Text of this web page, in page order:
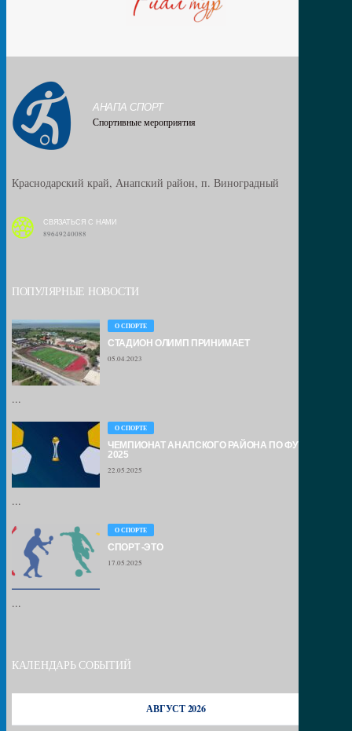
АНАПА СПОРТ
Спортивные мероприятия
Краснодарский край, Анапский район, п. Виноградный
СВЯЗАТЬСЯ С НАМИ
89649240088
ПОПУЛЯРНЫЕ НОВОСТИ
О СПОРТЕ
СТАДИОН ОЛИМП ПРИНИМАЕТ
05.04.2023
...
О СПОРТЕ
ЧЕМПИОНАТ АНАПСКОГО РАЙОНА ПО ФУТБОЛУ –
2025
22.05.2025
...
О СПОРТЕ
СПОРТ -ЭТО
17.05.2025
...
КАЛЕНДАРЬ СОБЫТИЙ
АВГУСТ 2026